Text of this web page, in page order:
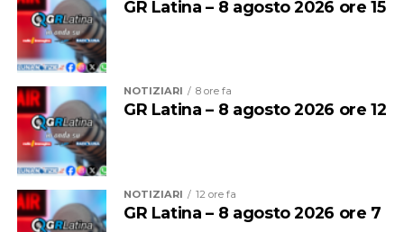
giullari, menestrelli, saltimbanchi e trampolieri.
L’animazione itinerante vedrà all’opera personaggi
suggestivi come “La capitanessa de Romolan” su
trampoli, il Cantagallo Menestrello, i Saltafossum, la
Donna Corvo, i Corti teatrali della tradizione medievale,
il Cacciatore di topi, l’Araldo del borgo e il Mendicante
pellegrino.
GR Latina – 8 agosto 2026 ore 15
NOTIZIARI 8 ore fa
GR Latina – 8 agosto 2026 ore 12
NOTIZIARI 12 ore fa
GR Latina – 8 agosto 2026 ore 7